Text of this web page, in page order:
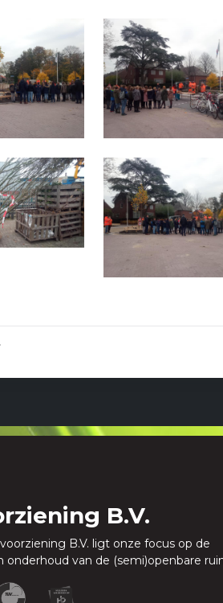
B.V.
B.V. ligt onze focus op de
onderhoud van de (semi)openbare